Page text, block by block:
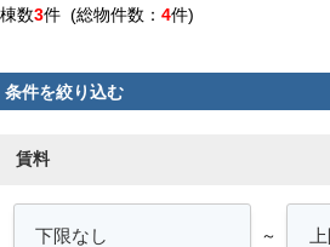
棟数3件 (総物件数： 4件)
条件を絞り込む
賃料
～